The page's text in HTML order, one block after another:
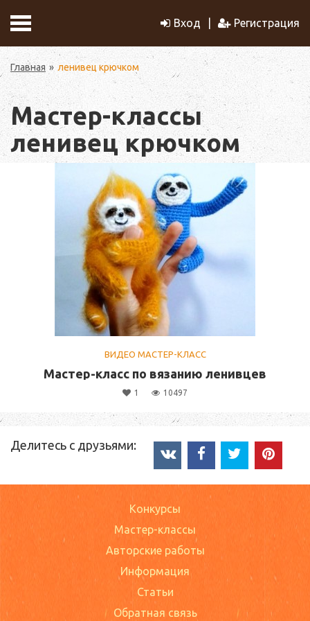
Вход Регистрация
Главная ленивец крючком
Мастер-классы
ленивец крючком
ВИДЕО МАСТЕР-КЛАСС
Мастер-класс по вязанию ленивцев
1 10497
Делитесь с друзьями:
Конкурсы
Мастер-классы
Авторские работы
Информация
Статьи
Обратная связь